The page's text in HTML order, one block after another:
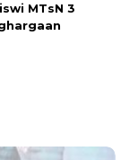
MTsN 3